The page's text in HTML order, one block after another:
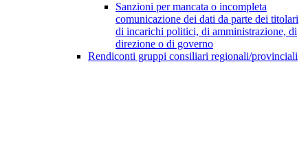
Sanzioni per mancata o incompleta
comunicazione dei dati da parte dei titolari
di incarichi politici, di amministrazione, di
direzione o di governo
Rendiconti gruppi consiliari regionali/provinciali